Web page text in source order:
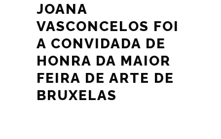
JOANA
VASCONCELOS FOI
A CONVIDADA DE
HONRA DA MAIOR
FEIRA DE ARTE DE
BRUXELAS